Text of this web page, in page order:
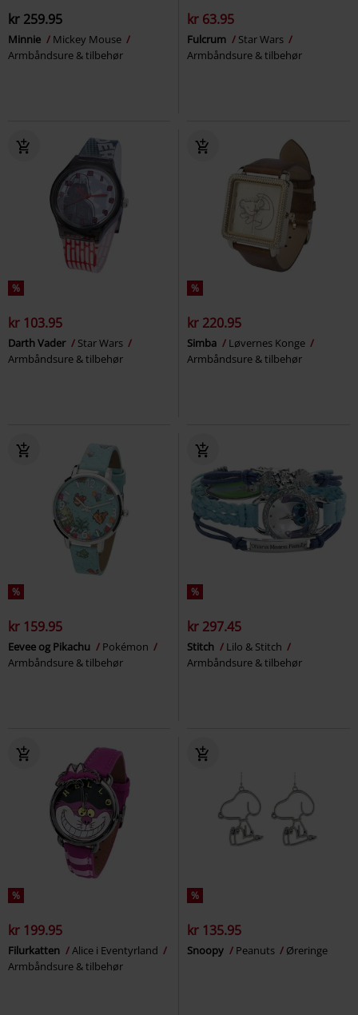
kr 259.95
Minnie
Mickey Mouse
Armbåndsure & tilbehør
kr 63.95
Fulcrum
Star Wars
Armbåndsure & tilbehør
%
kr 103.95
Darth Vader
Star Wars
Armbåndsure & tilbehør
%
kr 220.95
Simba
Løvernes Konge
Armbåndsure & tilbehør
%
kr 159.95
Eevee og Pikachu
Pokémon
Armbåndsure & tilbehør
%
kr 297.45
Stitch
Lilo & Stitch
Armbåndsure & tilbehør
%
kr 199.95
Filurkatten
Alice i Eventyrland
Armbåndsure & tilbehør
%
kr 135.95
Snoopy Peanuts Øreringe